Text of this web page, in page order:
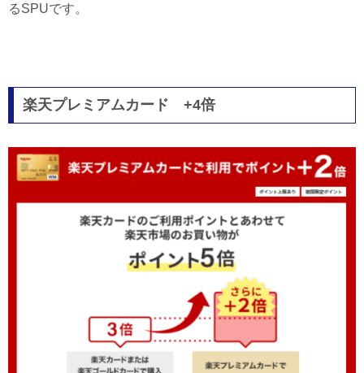
るSPUです。
楽天プレミアムカード +4倍